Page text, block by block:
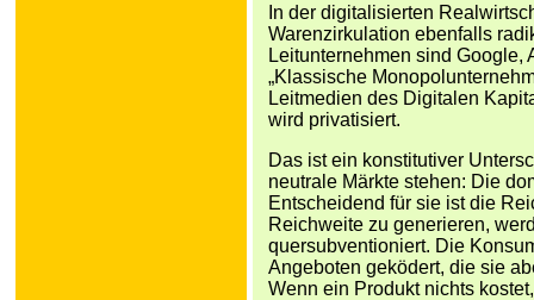
In der digitalisierten
Warenzirkulation ebenfalls
Leitunternehmen sind Google,
„Klassische
Leitmedien des Digitalen
wird privatisiert.
Das ist ein konstitutiver
neutrale Märkte stehen: Die
Entscheidend für sie ist die
Reichweite zu generieren,
quersubventioniert. Die
Angeboten geködert, die sie
Wenn ein Produkt nichts